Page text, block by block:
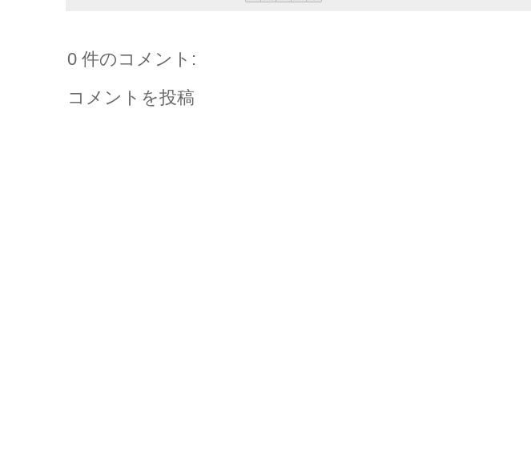
0 件のコメント:
コメントを投稿